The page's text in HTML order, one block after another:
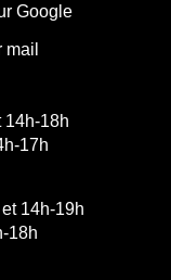
Google
14h-18h
17h
14h-19h
18h